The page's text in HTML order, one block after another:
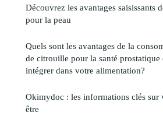
Découvrez les avantages saisissants
pour la peau
Quels sont les avantages de la
de citrouille pour la santé prostatique
intégrer dans votre alimentation?
Okimydoc : les informations clés sur
être